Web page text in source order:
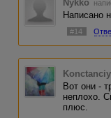
Nykko
Написано
#14
Вот они -
неплохо.
плюс.